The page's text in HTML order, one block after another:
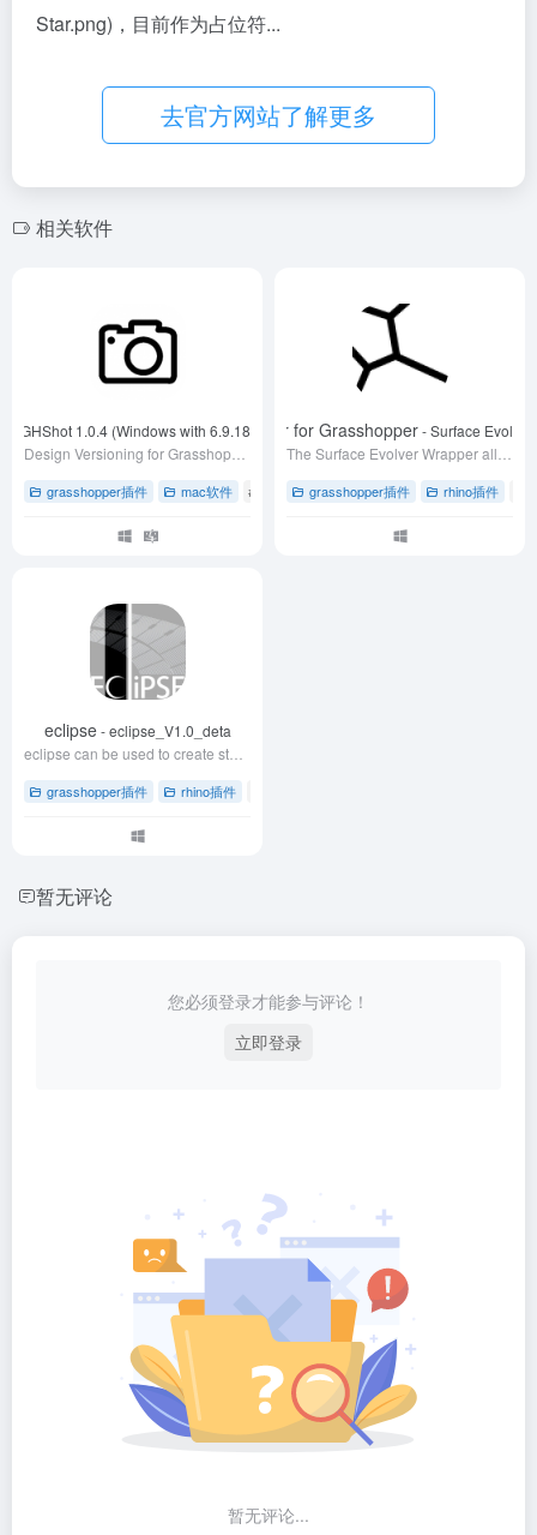
Star.png)，目前作为占位符...
去官方网站了解更多
相关软件
- GHShot 1.0.4 (Windows with 6.9.18271.20591)
grasshopper插件 mac软件 # grasshopper草蜢插件 # 下载 # 协作
Surface Evolver Wrapper for Grasshopper- Surface Evolver
grasshopper插件 rhino插件
eclipse- eclipse_V1.0_deta
grasshopper插件 rhino插件
暂无评论
您必须登录才能参与评论！
立即登录
暂无评论...